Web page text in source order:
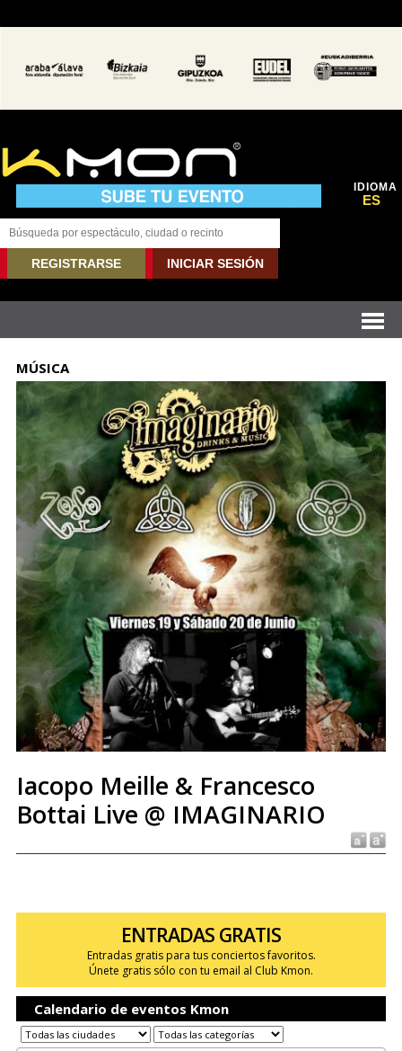
IDIOMA
ES
REGISTRARSE INICIAR SESIÓN
MÚSICA
Iacopo Meille & Francesco
Bottai Live @ IMAGINARIO
ENTRADAS GRATIS
Entradas gratis para tus conciertos favoritos.
Únete gratis sólo con tu email al Club Kmon.
Calendario de eventos Kmon